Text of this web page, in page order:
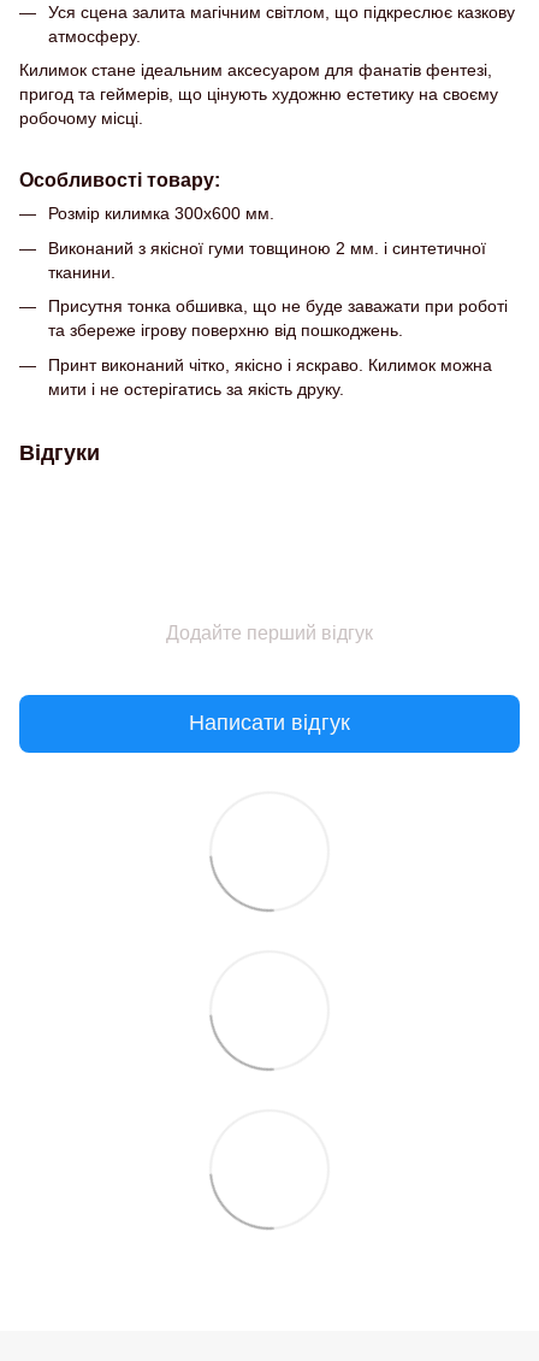
Уся сцена залита магічним світлом, що підкреслює казкову
атмосферу.
Килимок стане ідеальним аксесуаром для фанатів фентезі,
пригод та геймерів, що цінують художню естетику на своєму
робочому місці.
Особливості товару:
Розмір килимка 300х600 мм.
Виконаний з якісної гуми товщиною 2 мм. і синтетичної
тканини.
Присутня тонка обшивка, що не буде заважати при роботі
та збереже ігрову поверхню від пошкоджень.
Принт виконаний чітко, якісно і яскраво. Килимок можна
мити і не остерігатись за якість друку.
Відгуки
Додайте перший відгук
Написати відгук